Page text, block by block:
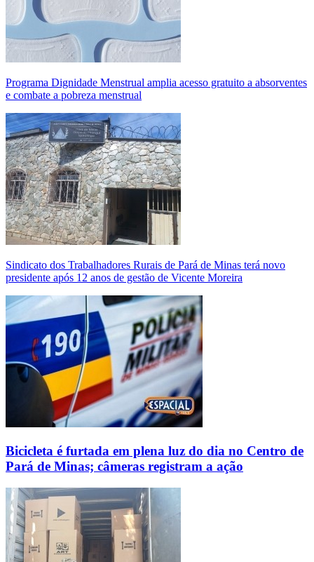
Programa Dignidade Menstrual amplia acesso gratuito a absorventes
e combate a pobreza menstrual
Sindicato dos Trabalhadores Rurais de Pará de Minas terá novo
presidente após 12 anos de gestão de Vicente Moreira
Bicicleta é furtada em plena luz do dia no Centro de
Pará de Minas; câmeras registram a ação